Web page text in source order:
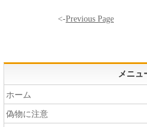
<-Previous Page
メニュ
ホーム
偽物に注意